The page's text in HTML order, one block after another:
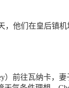
，他们在皇后镇机
）前往瓦纳卡，妻